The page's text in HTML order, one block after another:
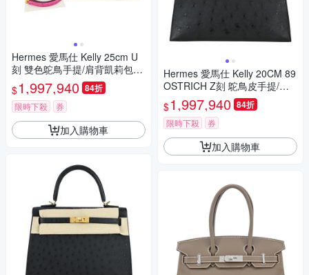
Hermes 愛馬仕 Kelly 25cm U
刻 雙色鴕鳥手提/肩背凱莉包
(馬蹄印訂製款/00粉/髮絲紋金
釦)
$1,997,940 84折
限時下殺 券
加入購物車
Hermes 愛馬仕 Kelly 20CM 89
OSTRICH Z刻 鴕鳥皮手提/肩
背凱莉包(經典黑/金釦)
$1,997,940 84折
限時下殺 券
加入購物車